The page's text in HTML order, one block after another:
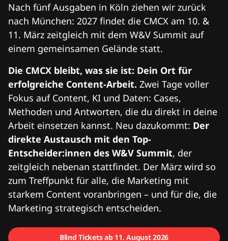
Nach fünf Ausgaben in Köln ziehen wir zurück
nach München: 2027 findet die CMCX am 10. &
11. März zeitgleich mit dem W&V Summit auf
einem gemeinsamen Gelände statt.
Die CMCX bleibt, was sie ist: Dein Ort für
erfolgreiche Content-Arbeit. Zwei Tage voller
Fokus auf Content, KI und Daten: Cases,
Methoden und Antworten, die du direkt in deine
Arbeit einsetzen kannst. Neu dazukommt: Der
direkte Austausch mit den Top-
Entscheider:innen des W&V Summit, der
zeitgleich nebenan stattfindet. Der März wird so
zum Treffpunkt für alle, die Marketing mit
starkem Content voranbringen – und für die, die
Marketing strategisch entscheiden.
Blind Tickets ab 11. August 2026